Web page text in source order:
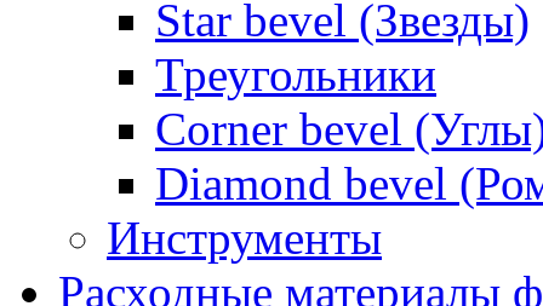
Star bevel (Звезды)
Треугольники
Corner bevel
Diamond bevel
Инструменты
Расходные материалы